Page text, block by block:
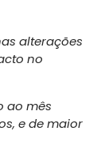
alterações
no
ao mês
e de maior